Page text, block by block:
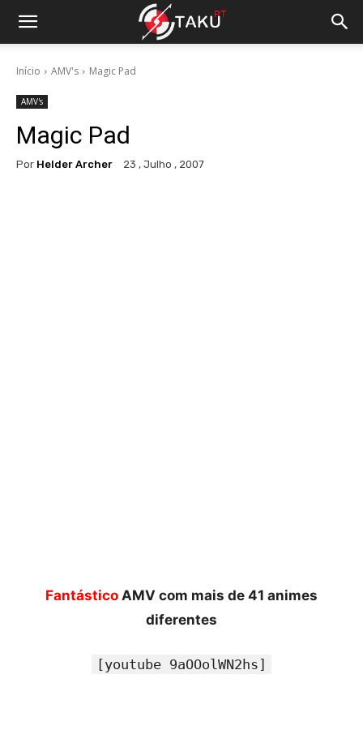
Início AMV's Magic Pad
AMV's
Magic Pad
Por Helder Archer 23 , Julho , 2007
Fantástico AMV com mais de 41 animes
diferentes
[youtube 9aOOolWN2hs]